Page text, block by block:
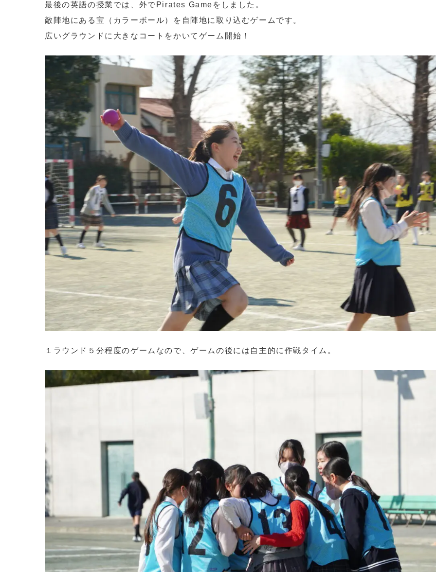
最後の英語の授業では、外でPirates Gameをしました。
敵陣地にある宝（カラーボール）を自陣地に取り込むゲームです。
広いグラウンドに大きなコートをかいてゲーム開始！
１ラウンド５分程度のゲームなので、ゲームの後には自主的に作戦タイム。